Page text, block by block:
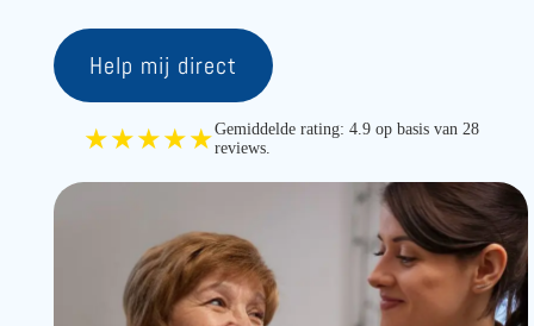
Help mij direct
★★★★★Gemiddelde rating: 4.9 op basis van 28
reviews.